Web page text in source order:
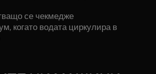
се чекмедже
когато водата циркулира в